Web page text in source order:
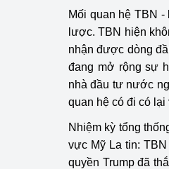
Mối quan hệ TBN
lược. TBN hiện
nhận được dòng
đang mở rộng sự
nhà đầu tư nước
quan hệ có đi có
Nhiệm kỳ tổng
vực Mỹ La tin:
quyền Trump đã